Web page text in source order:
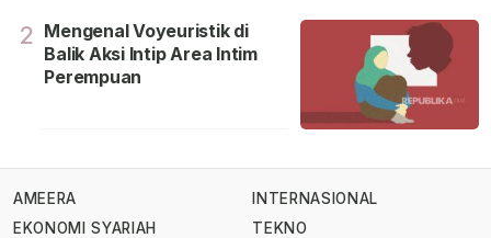
2 Mengenal Voyeuristik di
Balik Aksi Intip Area Intim
Perempuan
AMEERA
EKONOMI SYARIAH
INTERNASIONAL
TEKNO